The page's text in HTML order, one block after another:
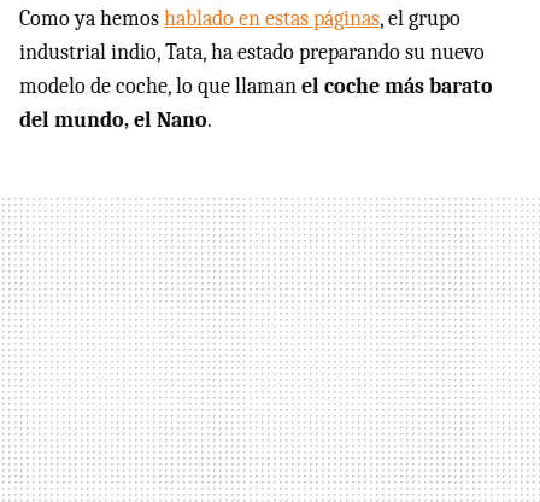
Como ya hemoshablado en estas páginas, el grupo
industrial indio, Tata, ha estado preparando su nuevo
modelo de coche, lo que llamanel coche más barato
del mundo, el Nano.